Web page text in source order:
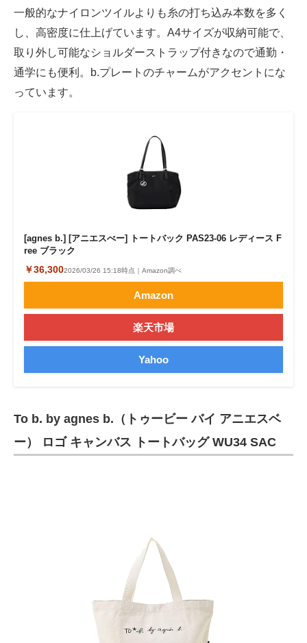
一般的なナイロンツイルよりも糸の打ち込み本数を多く
し、高密度に仕上げています。A4サイズが収納可能で、
取り外し可能なショルダーストラップ付きなので通勤・
通学にも便利。b.プレートのチャームがアクセントにな
っています。
[agnes b.] [アニエスべー] トートバック PAS23-06 レディース F
ree ブラック
￥36,3002026/03/26 15:18時点｜Amazon調べ
Amazon
楽天市場
Yahoo
To b. by agnes b.（トゥービー バイ アニエスベ
ー） ロゴ キャンバス トートバッグ WU34 SAC